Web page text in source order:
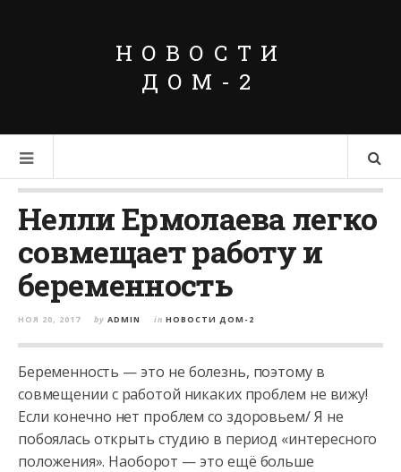
НОВОСТИ
ДОМ-2
Нелли Ермолаева легко
совмещает работу и
беременность
НОЯ 20, 2017 by ADMIN in НОВОСТИ ДОМ-2
Беременность — это не болезнь, поэтому в
совмещении с работой никаких проблем не вижу!
Если конечно нет проблем со здоровьем/ Я не
побоялась открыть студию в период «интересного
положения». Наоборот — это ещё больше